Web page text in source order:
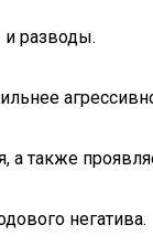
и разводы.
а также
негатива.